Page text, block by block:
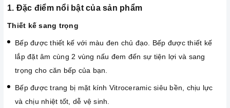
1. Đặc điểm nổi bật của sản phẩm
Thiết kế sang trọng
Bếp được thiết kế với màu đen chủ đạo. Bếp được thiết kế
lắp đặt âm cùng 2 vùng nấu đem đến sự tiện lợi và sang
trọng cho căn bếp của bạn.
Bếp được trang bị mặt kính Vitroceramic siêu bền, chịu lực
và chịu nhiệt tốt, dễ vệ sinh.